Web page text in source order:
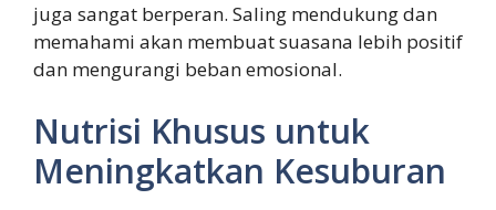
juga sangat berperan. Saling mendukung dan
memahami akan membuat suasana lebih positif
dan mengurangi beban emosional.
Nutrisi Khusus untuk
Meningkatkan Kesuburan